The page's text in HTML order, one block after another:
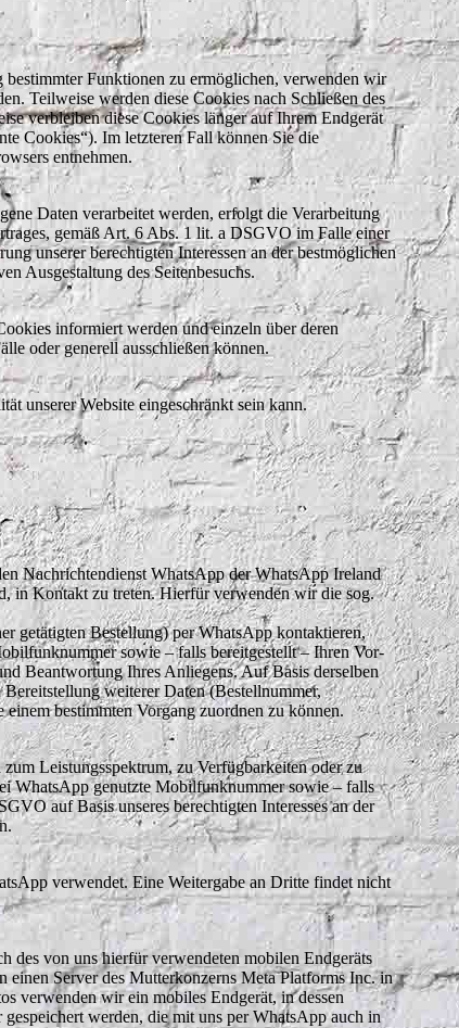
Funktionen zu ermöglichen, verwenden wir
Teilweise werden diese Cookies nach Schließen des
verbleiben diese Cookies länger auf Ihrem Endgerät
Cookies“). Im letzteren Fall können Sie die
entnehmen.
Daten verarbeitet werden, erfolgt die Verarbeitung
gemäß Art. 6 Abs. 1 lit. a DSGVO im Falle einer
unserer berechtigten Interessen an der bestmöglichen
Ausgestaltung des Seitenbesuchs.
informiert werden und einzeln über deren
oder generell ausschließen können.
unserer Website eingeschränkt sein kann.
Nachrichtendienst WhatsApp der WhatsApp Ireland
in Kontakt zu treten. Hierfür verwenden wir die sog.
getätigten Bestellung) per WhatsApp kontaktieren,
sowie – falls bereitgestellt – Ihren Vor-
Beantwortung Ihres Anliegens. Auf Basis derselben
weiterer Daten (Bestellnummer,
bestimmten Vorgang zuordnen zu können.
Leistungsspektrum, zu Verfügbarkeiten oder zu
WhatsApp genutzte Mobilfunknummer sowie – falls
auf Basis unseres berechtigten Interesses an der
verwendet. Eine Weitergabe an Dritte findet nicht
des von uns hierfür verwendeten mobilen Endgeräts
einen Server des Mutterkonzerns Meta Platforms Inc. in
verwenden wir ein mobiles Endgerät, in dessen
werden, die mit uns per WhatsApp auch in